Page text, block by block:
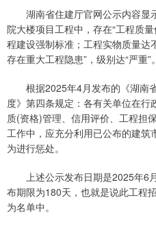
湖南省住建厅官网公示内容显
院大楼项目工程中，存在“工程质
程建设强制标准；工程实物质量达
存在重大工程隐患”，级别达“严重”。
根据2025年4月发布的《湖南
度》第四条规定：各有关单位在
质(资格)管理、信用评价、工程担
工作中，应充分利用已公布的建
为进行惩处。
上述公示发布日期是2025年6
布期限为180天，也就是说此工程
为名单中。